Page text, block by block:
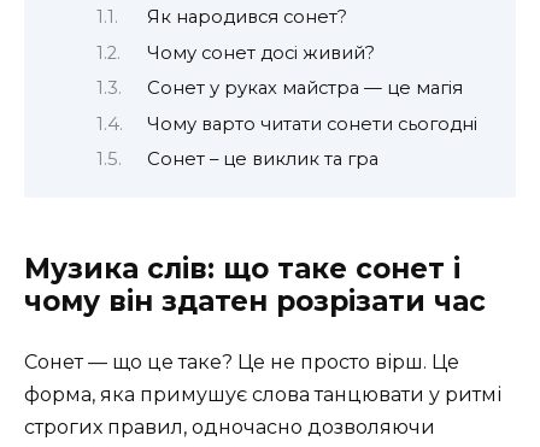
Як народився сонет?
Чому сонет досі живий?
Сонет у руках майстра — це магія
Чому варто читати сонети сьогодні
Сонет – це виклик та гра
Музика слів: що таке сонет і
чому він здатен розрізати час
Сонет — що це таке? Це не просто вірш. Це
форма, яка примушує слова танцювати у ритмі
строгих правил, одночасно дозволяючи